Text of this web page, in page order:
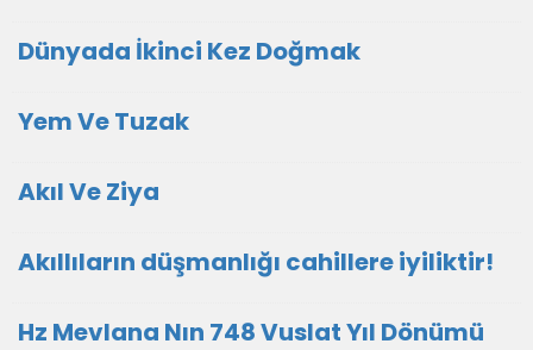
Dünyada İkinci Kez Doğmak
Yem Ve Tuzak
Akıl Ve Ziya
Akıllıların düşmanlığı cahillere iyiliktir!
Hz Mevlana Nın 748 Vuslat Yıl Dönümü